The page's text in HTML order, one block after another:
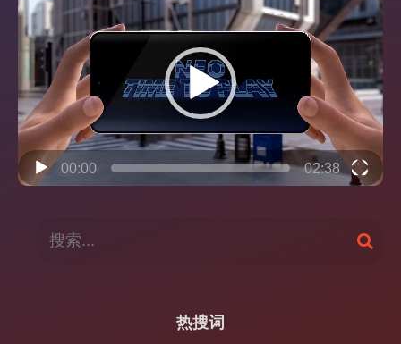
频
播
放
器
00:00 02:38
搜
索
热搜词